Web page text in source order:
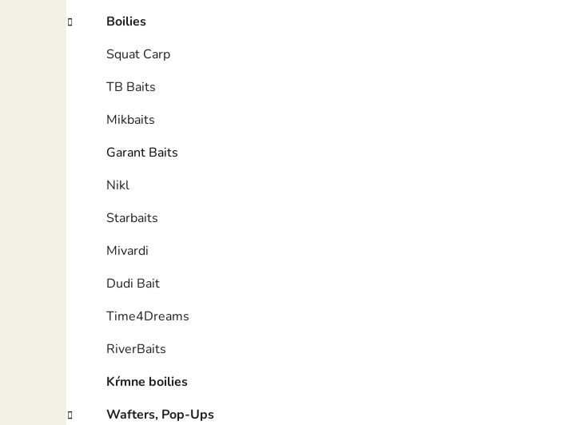
Boilies
Squat Carp
TB Baits
Mikbaits
Garant Baits
Nikl
Starbaits
Mivardi
Dudi Bait
Time4Dreams
RiverBaits
Kŕmne boilies
Wafters, Pop-Ups